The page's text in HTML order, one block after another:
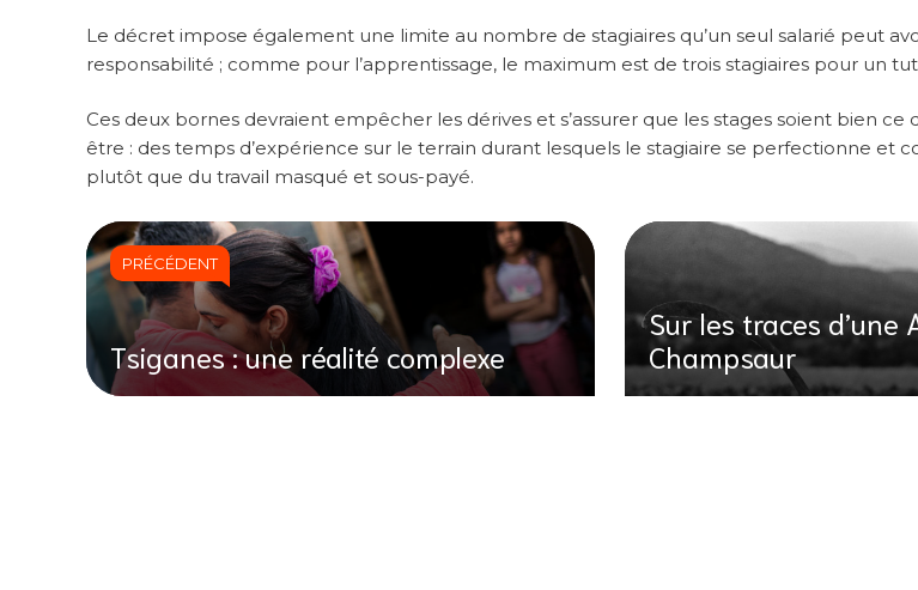
Le décret impose également une limite au nombre de stagiaires qu’un seul salarié peut
responsabilité ; comme pour l’apprentissage, le maximum est de trois stagiaires pour un
Ces deux bornes devraient empêcher les dérives et s’assurer que les stages soient bien ce
être : des temps d’expérience sur le terrain durant lesquels le stagiaire se perfectionne et
plutôt que du travail masqué et sous-payé.
PRÉCÉDENT
Tsiganes : une réalité complexe
Sur les traces d’une
Champsaur